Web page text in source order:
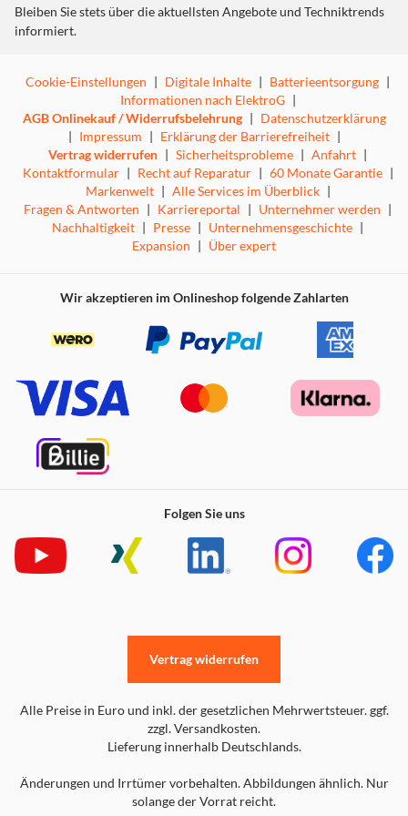
Veloursstoff gefüttert, damit der Bildschirm Ihres Geräts
Automatische Aufwach-/Ruhefunktion
Dank der automatischen Aufwach-/Ruhefunktion schaltet
sich Ihr Tablet automatisch ein, wenn Sie die Hülle öffnen,
und schaltet sich aus, wenn Sie sie wieder schließen.
Dieses Produkt ist geeignet für Modellnummer: SM-T870,
Bleiben Sie stets über die aktuellsten Angebote und Techniktrends
informiert.
Cookie-Einstellungen | Digitale Inhalte | Batterieentsorgung |
Informationen nach ElektroG |
AGB Onlinekauf / Widerrufsbelehrung | Datenschutzerklärung
| Impressum | Erklärung der Barrierefreiheit |
Vertrag widerrufen | Sicherheitsprobleme | Anfahrt |
Kontaktformular | Recht auf Reparatur | 60 Monate Garantie |
Markenwelt | Alle Services im Überblick |
Fragen & Antworten | Karriereportal | Unternehmer werden |
Nachhaltigkeit | Presse | Unternehmensgeschichte |
Expansion | Über expert
Wir akzeptieren im Onlineshop folgende Zahlarten
Folgen Sie uns
Alle Preise in Euro und inkl. der gesetzlichen Mehrwertsteuer. ggf.
zzgl. Versandkosten.
Lieferung innerhalb Deutschlands.
Änderungen und Irrtümer vorbehalten. Abbildungen ähnlich. Nur
solange der Vorrat reicht.
Vertrag widerrufen